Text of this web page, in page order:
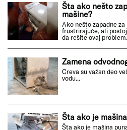
Šta ako nešto
mašine?
Ako nešto zapadne
frustrirajuće, ali
da rešite ovaj problem.
Zamena
Creva su važan deo
vodu...
Šta ako je
Šta ako je mašina